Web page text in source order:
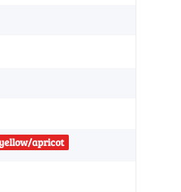
apricot